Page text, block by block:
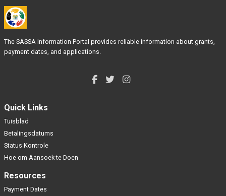
The SASSA Information Portal provides reliable information about grants,
payment dates, and applications.
Quick Links
Tuisblad
Betalingsdatums
Status Kontrole
Hoe om Aansoek te Doen
Resources
Payment Dates